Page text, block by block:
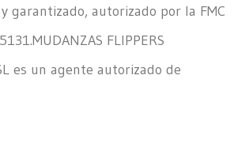
garantizado, autorizado por la FMC
FLIPPERS
es un agente autorizado de